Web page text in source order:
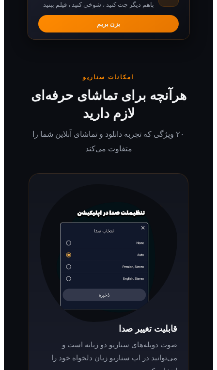
باهم دیگر چت کنید ، شوخی کنید ، فیلم ببنید
بزن بریم
امکانات سناریو
هرآنچه برای تماشای حرفه‌ای
لازم دارید
۲۰ ویژگی که تجربه دانلود و تماشای آنلاین شما را
متفاوت می‌کند
قابلیت تغییر صدا
صوت دوبله‌های سناریو دو زبانه است و
می‌توانید در اپ سناریو زبان دلخواه خود را